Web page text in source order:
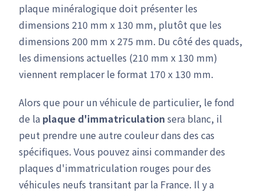
plaque minéralogique doit présenter les
dimensions 210 mm x 130 mm, plutôt que les
dimensions 200 mm x 275 mm. Du côté des quads,
les dimensions actuelles (210 mm x 130 mm)
viennent remplacer le format 170 x 130 mm.
Alors que pour un véhicule de particulier, le fond
de la plaque d'immatriculation sera blanc, il
peut prendre une autre couleur dans des cas
spécifiques. Vous pouvez ainsi commander des
plaques d'immatriculation rouges pour des
véhicules neufs transitant par la France. Il y a